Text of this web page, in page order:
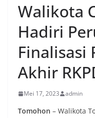
Walikota
Hadiri
Finalisasi
Akhir
Mei 17, 2023 admin
Tomohon – Walikota